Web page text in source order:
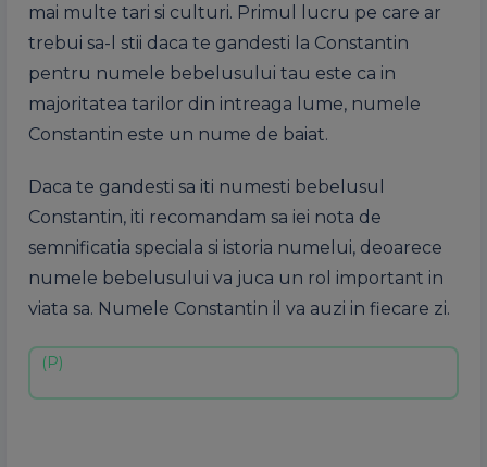
mai multe tari si culturi. Primul lucru pe care ar
trebui sa-l stii daca te gandesti la Constantin
pentru numele bebelusului tau este ca in
majoritatea tarilor din intreaga lume, numele
Constantin este un nume de baiat.
Daca te gandesti sa iti numesti bebelusul
Constantin, iti recomandam sa iei nota de
semnificatia speciala si istoria numelui, deoarece
numele bebelusului va juca un rol important in
viata sa. Numele Constantin il va auzi in fiecare zi.